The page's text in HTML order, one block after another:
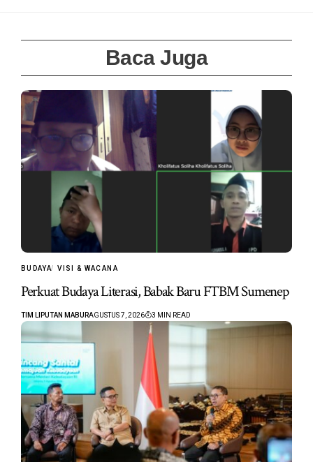
Baca Juga
BUDAYA VISI & WACANA
Perkuat Budaya Literasi, Babak Baru FTBM Sumenep
TIM LIPUTAN MABURAGUSTUS 7, 2026 3 MIN READ